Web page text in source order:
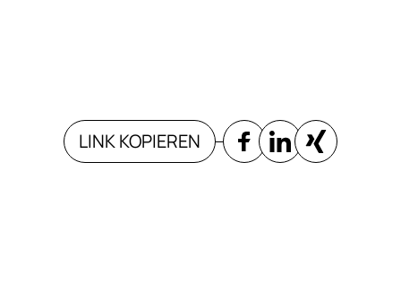
LINK KOPIEREN